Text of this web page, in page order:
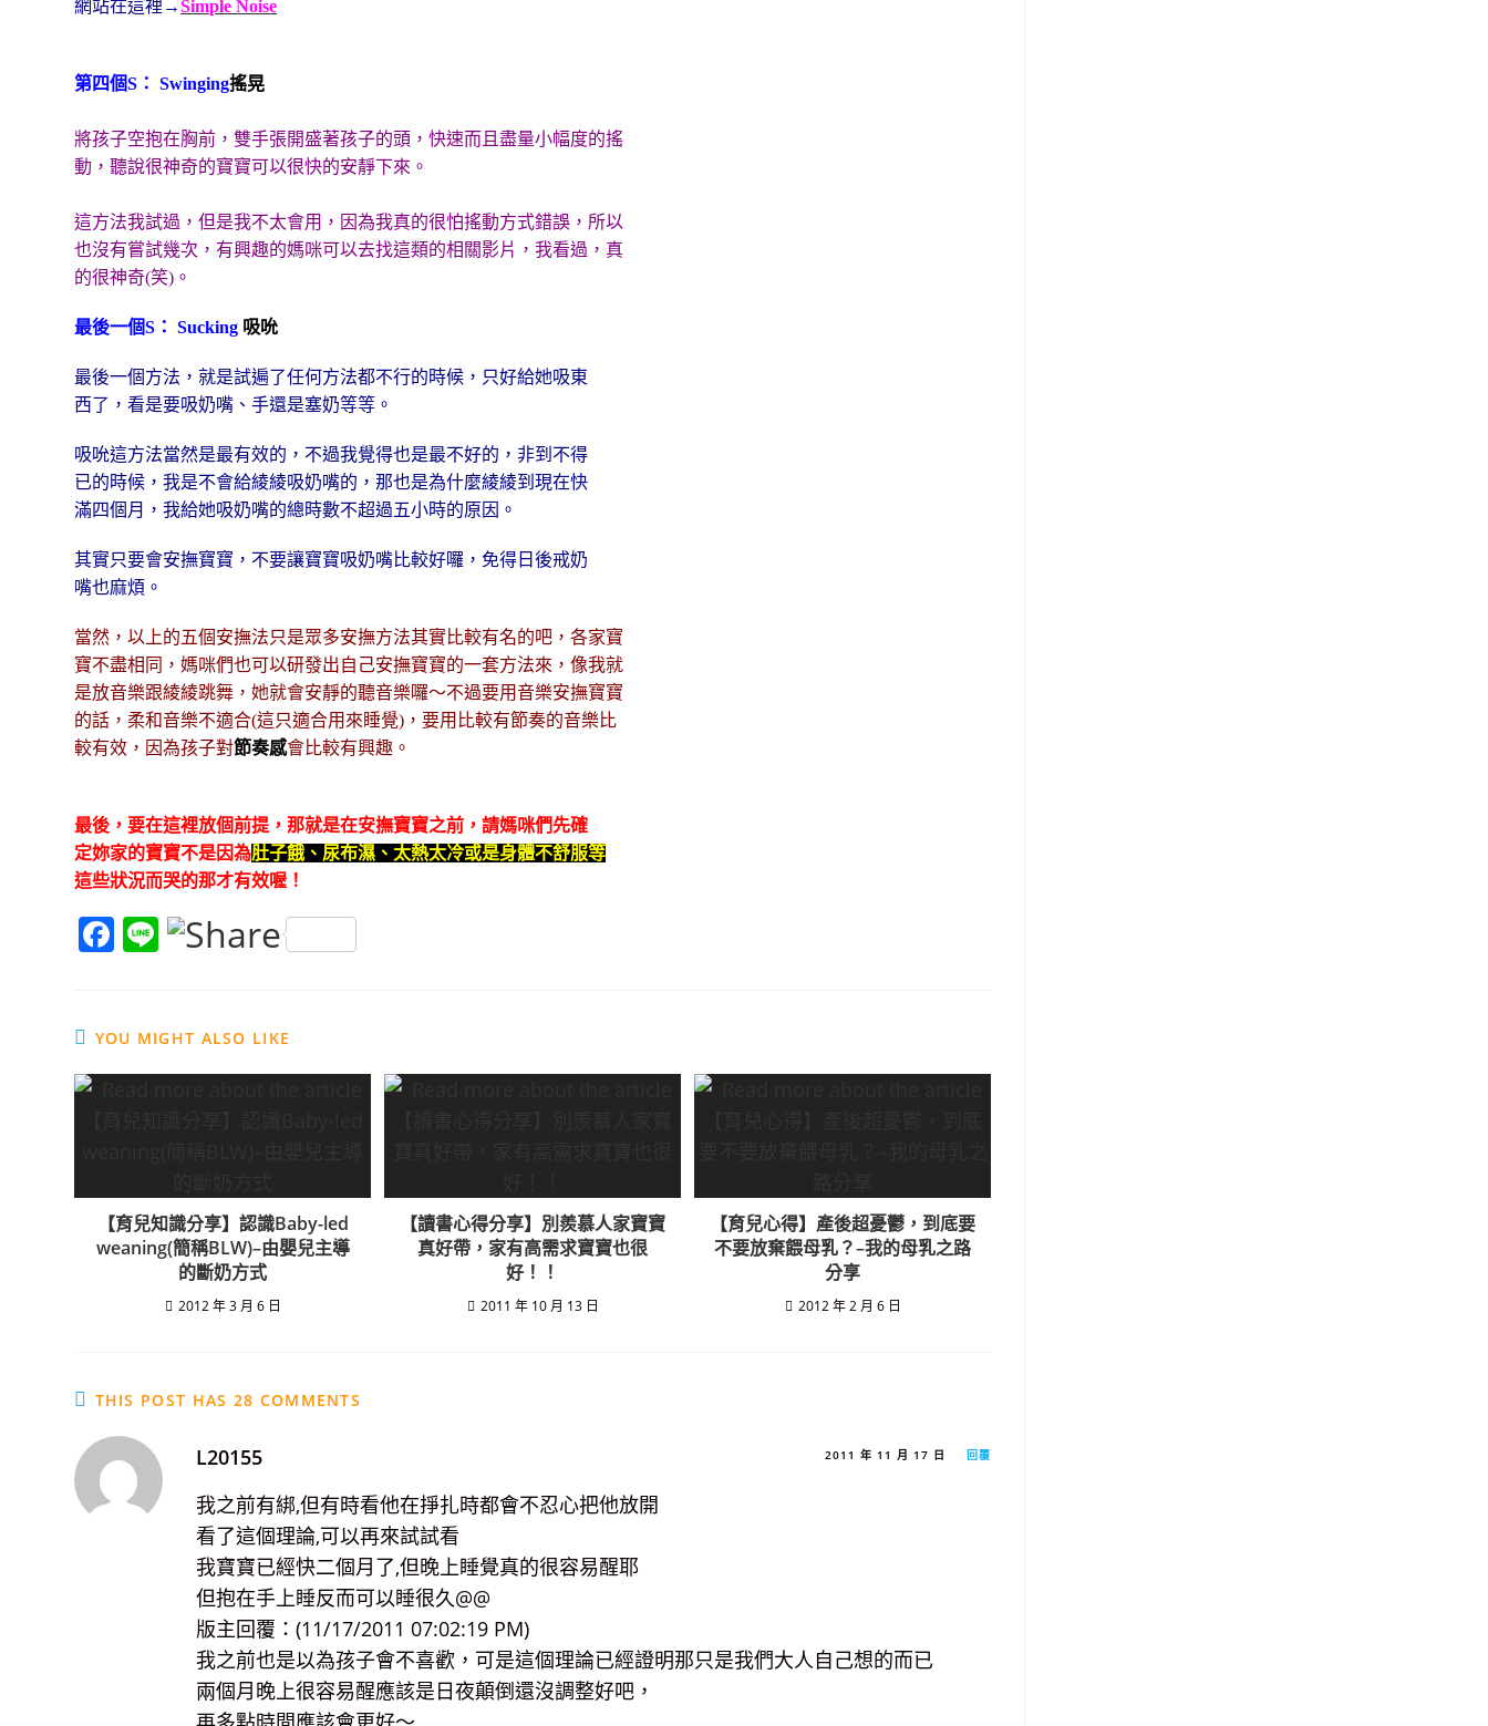
網站在這裡→Simple Noise
第四個S： Swinging搖晃
將孩子空抱在胸前，雙手張開盛著孩子的頭，快速而且盡量小幅度的搖
動，聽說很神奇的寶寶可以很快的安靜下來。
這方法我試過，但是我不太會用，因為我真的很怕搖動方式錯誤，所以
也沒有嘗試幾次，有興趣的媽咪可以去找這類的相關影片，我看過，真
的很神奇(笑)。
最後一個S： Sucking 吸吮
最後一個方法，就是試遍了任何方法都不行的時候，只好給她吸東
西了，看是要吸奶嘴、手還是塞奶等等。
吸吮這方法當然是最有效的，不過我覺得也是最不好的，非到不得
已的時候，我是不會給綾綾吸奶嘴的，那也是為什麼綾綾到現在快
滿四個月，我給她吸奶嘴的總時數不超過五小時的原因。
其實只要會安撫寶寶，不要讓寶寶吸奶嘴比較好囉，免得日後戒奶
嘴也麻煩。
當然，以上的五個安撫法只是眾多安撫方法其實比較有名的吧，各家寶
寶不盡相同，媽咪們也可以研發出自己安撫寶寶的一套方法來，像我就
是放音樂跟綾綾跳舞，她就會安靜的聽音樂囉～不過要用音樂安撫寶寶
的話，柔和音樂不適合(這只適合用來睡覺)，要用比較有節奏的音樂比
較有效，因為孩子對節奏感會比較有興趣。
最後，要在這裡放個前提，那就是在安撫寶寶之前，請媽咪們先確
定妳家的寶寶不是因為肚子餓、尿布濕、太熱太冷或是身體不舒服等
這些狀況而哭的那才有效喔！
F
e
b
Li
YOU MIGHT ALSO LIKE
【育兒知識分享】認識Baby-led
weaning(簡稱BLW)–由嬰兒主導
的斷奶方式
2012 年 3 月 6 日
【讀書心得分享】別羨慕人家寶寶
真好帶，家有高需求寶寶也很
好！！
2011 年 10 月 13 日
【育兒心得】產後超憂鬱，到底要
不要放棄餵母乳？–我的母乳之路
分享
2012 年 2 月 6 日
THIS POST HAS 28 COMMENTS
L20155 2011 年 11 月 17 日 回覆
我之前有綁,但有時看他在掙扎時都會不忍心把他放開
看了這個理論,可以再來試試看
我寶寶已經快二個月了,但晚上睡覺真的很容易醒耶
但抱在手上睡反而可以睡很久@@
版主回覆：(11/17/2011 07:02:19 PM)
我之前也是以為孩子會不喜歡，可是這個理論已經證明那只是我們大人自己想的而已
兩個月晚上很容易醒應該是日夜顛倒還沒調整好吧，